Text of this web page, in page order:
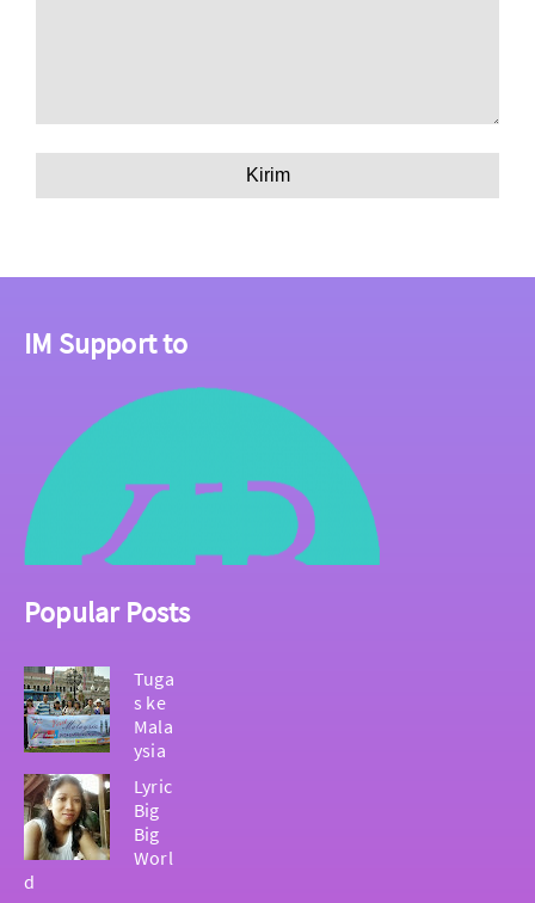
IM Support to
Popular Posts
Tuga
s ke
Mala
ysia
Lyric
Big
Big
Worl
d